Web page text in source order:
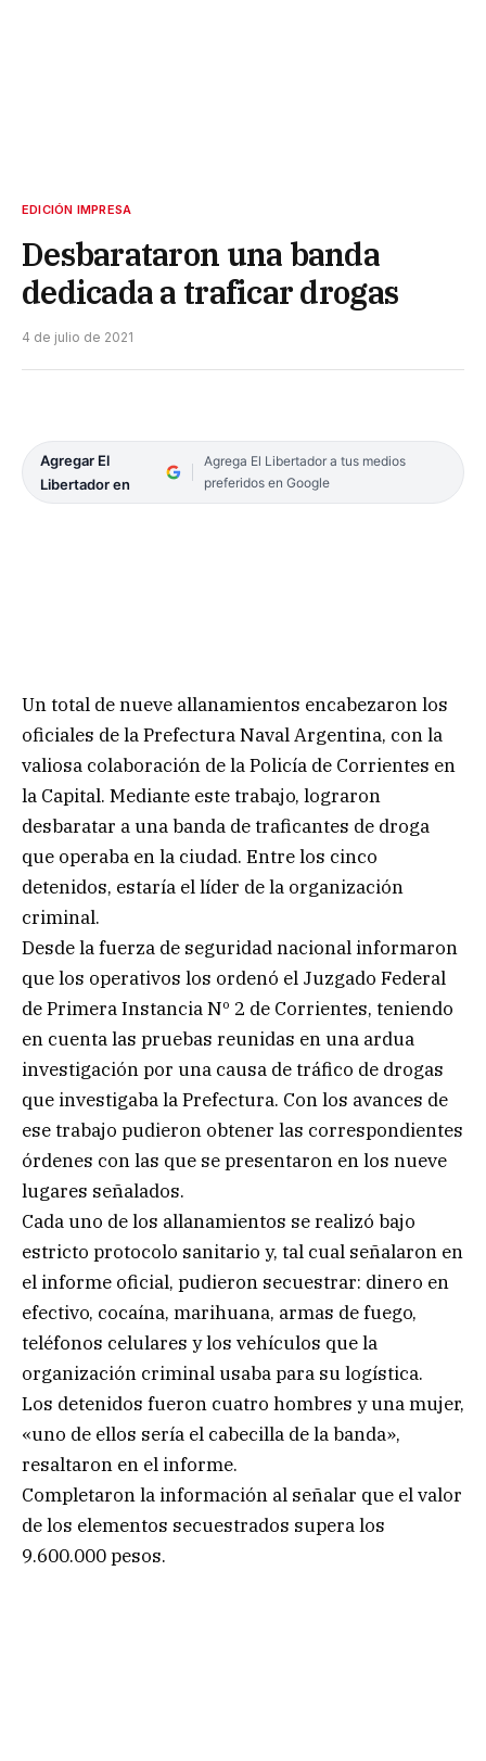
EDICIÓN IMPRESA
Desbarataron una banda
dedicada a traficar drogas
4 de julio de 2021
Agregar El
Libertador en
Agrega El Libertador a tus medios
preferidos en Google
Un total de nueve allanamientos encabezaron los
oficiales de la Prefectura Naval Argentina, con la
valiosa colaboración de la Policía de Corrientes en
la Capital. Mediante este trabajo, lograron
desbaratar a una banda de traficantes de droga
que operaba en la ciudad. Entre los cinco
detenidos, estaría el líder de la organización
criminal.
Desde la fuerza de seguridad nacional informaron
que los operativos los ordenó el Juzgado Federal
de Primera Instancia Nº 2 de Corrientes, teniendo
en cuenta las pruebas reunidas en una ardua
investigación por una causa de tráfico de drogas
que investigaba la Prefectura. Con los avances de
ese trabajo pudieron obtener las correspondientes
órdenes con las que se presentaron en los nueve
lugares señalados.
Cada uno de los allanamientos se realizó bajo
estricto protocolo sanitario y, tal cual señalaron en
el informe oficial, pudieron secuestrar: dinero en
efectivo, cocaína, marihuana, armas de fuego,
teléfonos celulares y los vehículos que la
organización criminal usaba para su logística.
Los detenidos fueron cuatro hombres y una mujer,
«uno de ellos sería el cabecilla de la banda»,
resaltaron en el informe.
Completaron la información al señalar que el valor
de los elementos secuestrados supera los
9.600.000 pesos.